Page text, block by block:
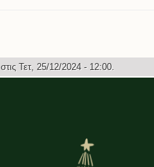
στις Τετ, 25/12/2024 - 12:00.